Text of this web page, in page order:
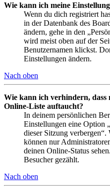
Wie kann ich meine
Wenn du dich registriert
in der Datenbank des
ändern, gehe in den
wird meist oben auf der
Benutzernamen klickst.
Einstellungen ändern.
Nach oben
Wie kann ich verhindern, dass
Online-Liste auftaucht?
In deinem persönlichen
Einstellungen eine Option
dieser Sitzung verbergen“.
können nur
deinen Online-Status
Besucher gezählt.
Nach oben